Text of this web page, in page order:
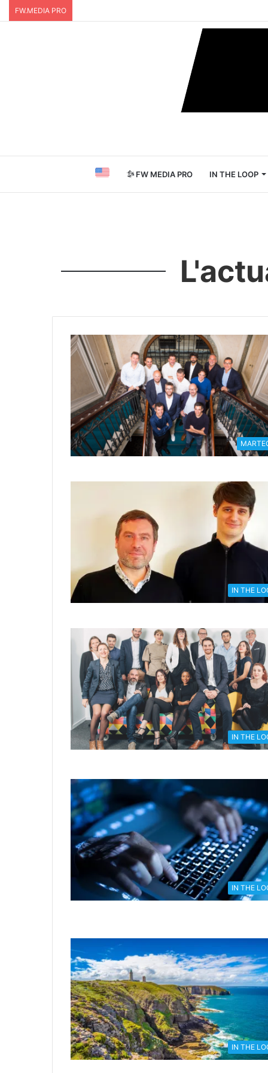
FW.MEDIA PRO
FW MEDIA PRO IN THE LOOP
IN THE
IN THE
IN THE
IN THE